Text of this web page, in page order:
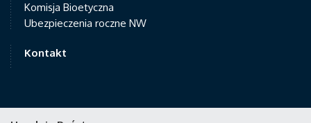
Komisja Bioetyczna
Ubezpieczenia roczne NW
Kontakt